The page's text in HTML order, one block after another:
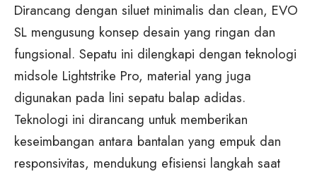
Dirancang dengan siluet minimalis dan clean, EVO
SL mengusung konsep desain yang ringan dan
fungsional. Sepatu ini dilengkapi dengan teknologi
midsole Lightstrike Pro, material yang juga
digunakan pada lini sepatu balap adidas.
Teknologi ini dirancang untuk memberikan
keseimbangan antara bantalan yang empuk dan
responsivitas, mendukung efisiensi langkah saat